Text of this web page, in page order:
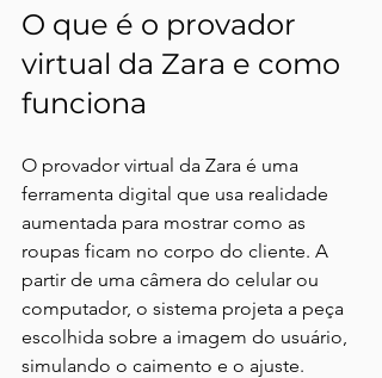
O que é o provador
virtual da Zara e como
funciona
O provador virtual da Zara é uma
ferramenta digital que usa realidade
aumentada para mostrar como as
roupas ficam no corpo do cliente. A
partir de uma câmera do celular ou
computador, o sistema projeta a peça
escolhida sobre a imagem do usuário,
simulando o caimento e o ajuste.